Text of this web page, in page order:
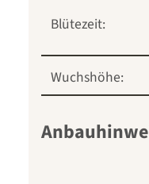
Blütezeit:
Wuchshöhe: